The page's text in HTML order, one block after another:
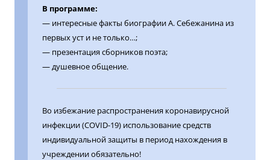
В программе:
— интересные факты биографии А. Себежанина из
первых уст и не только…;
— презентация сборников поэта;
— душевное общение.
Во избежание распространения коронавирусной
инфекции (COVID-19) использование средств
индивидуальной защиты в период нахождения в
учреждении обязательно!